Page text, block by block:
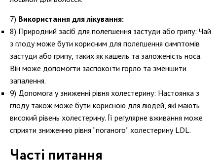
Використання для лікування:
Природний засіб для полегшення застуди або грипу: Чай
з глоду може бути корисним для полегшення симптомів
застуди або грипу, таких як кашель та заложеність носа.
Він може допомогти заспокоїти горло та зменшити
запалення.
Допомога у зниженні рівня холестерину: Настоянка з
глоду також може бути корисною для людей, які мають
високий рівень холестерину. Її регулярне вживання може
сприяти зниженню рівня “поганого” холестерину LDL.
Часті питання